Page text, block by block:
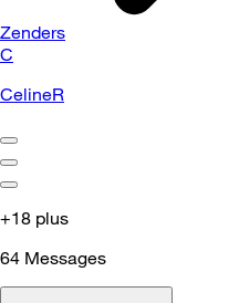
Zenders
C
CelineR
+18 plus
64 Messages